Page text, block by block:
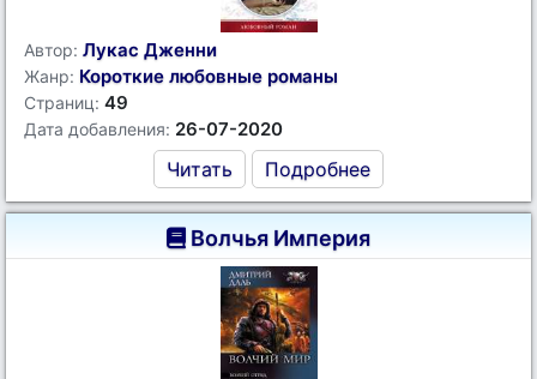
Автор: Лукас Дженни
Жанр: Короткие любовные романы
Страниц: 49
Дата добавления: 26-07-2020
Читать Подробнее
Волчья Империя